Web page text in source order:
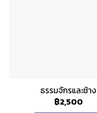
ธรรมจักรและช้าง
฿2,500